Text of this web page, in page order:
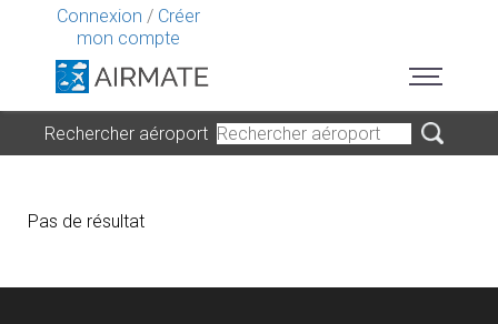
Connexion / Créer
mon compte
Rechercher aéroport
Pas de résultat